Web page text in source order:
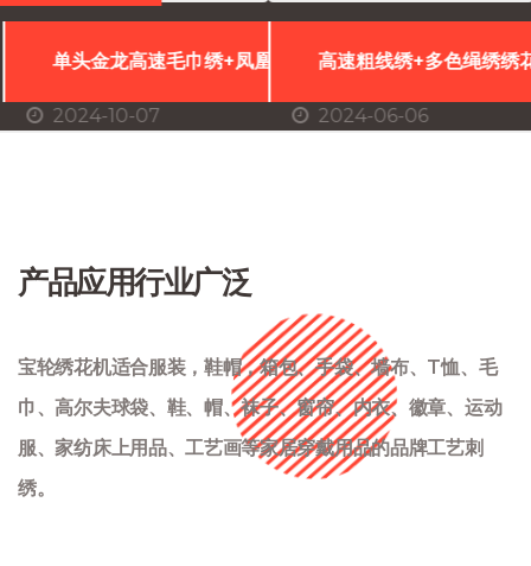
单头金龙高速毛巾绣+凤凰精品平绣龙凤混合毛巾绣CDP
2024-10-07
高速粗线绣+多色绳绣绣
2024-06-06
产品应用行业广泛
宝轮绣花机适合服装，鞋帽，箱包、手袋、墙布、T恤、毛
巾、高尔夫球袋、鞋、帽、袜子、窗帘、内衣、徽章、运动
服、家纺床上用品、工艺画等家居穿戴用品的品牌工艺刺
绣。